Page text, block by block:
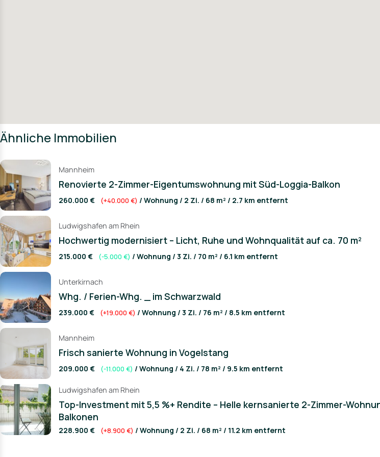
Ähnliche Immobilien
Mannheim
Renovierte 2-Zimmer-Eigentumswohnung mit Süd-Loggia-Balkon
260.000 € (+40.000 €) / Wohnung / 2 Zi. / 68 m² / 2.7 km entfernt
Ludwigshafen am Rhein
Hochwertig modernisiert – Licht, Ruhe und Wohnqualität auf ca. 70 m²
215.000 € (-5.000 €) / Wohnung / 3 Zi. / 70 m² / 6.1 km entfernt
Unterkirnach
Whg. / Ferien-Whg. _ im Schwarzwald
239.000 € (+19.000 €) / Wohnung / 3 Zi. / 76 m² / 8.5 km entfernt
Mannheim
Frisch sanierte Wohnung in Vogelstang
209.000 € (-11.000 €) / Wohnung / 4 Zi. / 78 m² / 9.5 km entfernt
Ludwigshafen am Rhein
Top-Investment mit 5,5 %+ Rendite – Helle kernsanierte 2-Zimmer-
Balkonen
228.900 € (+8.900 €) / Wohnung / 2 Zi. / 68 m² / 11.2 km entfernt